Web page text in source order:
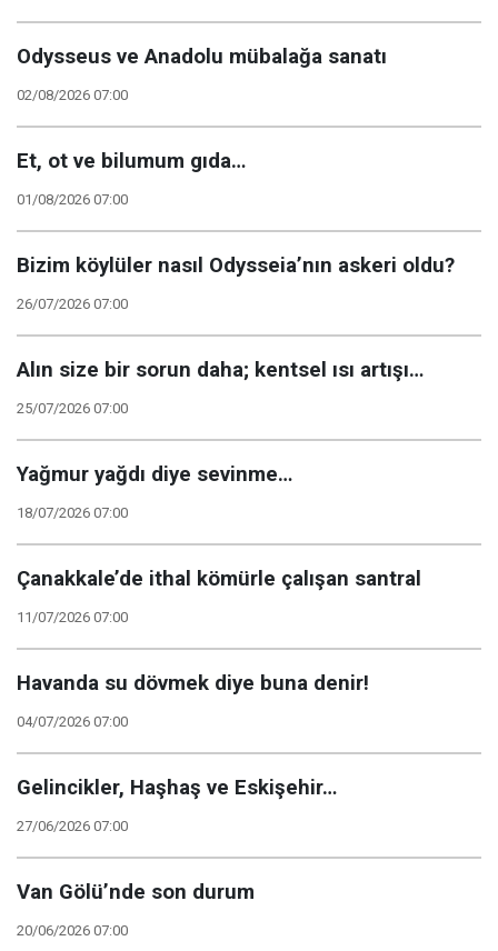
Odysseus ve Anadolu mübalağa sanatı
02/08/2026 07:00
Et, ot ve bilumum gıda…
01/08/2026 07:00
Bizim köylüler nasıl Odysseia’nın askeri oldu?
26/07/2026 07:00
Alın size bir sorun daha; kentsel ısı artışı…
25/07/2026 07:00
Yağmur yağdı diye sevinme…
18/07/2026 07:00
Çanakkale’de ithal kömürle çalışan santral
11/07/2026 07:00
Havanda su dövmek diye buna denir!
04/07/2026 07:00
Gelincikler, Haşhaş ve Eskişehir…
27/06/2026 07:00
Van Gölü’nde son durum
20/06/2026 07:00